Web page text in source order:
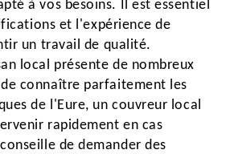
à vos besoins. Il est essentiel
et l'expérience de
un travail de qualité.
local présente de nombreux
connaître parfaitement les
de l'Eure, un couvreur local
rapidement en cas
de demander des